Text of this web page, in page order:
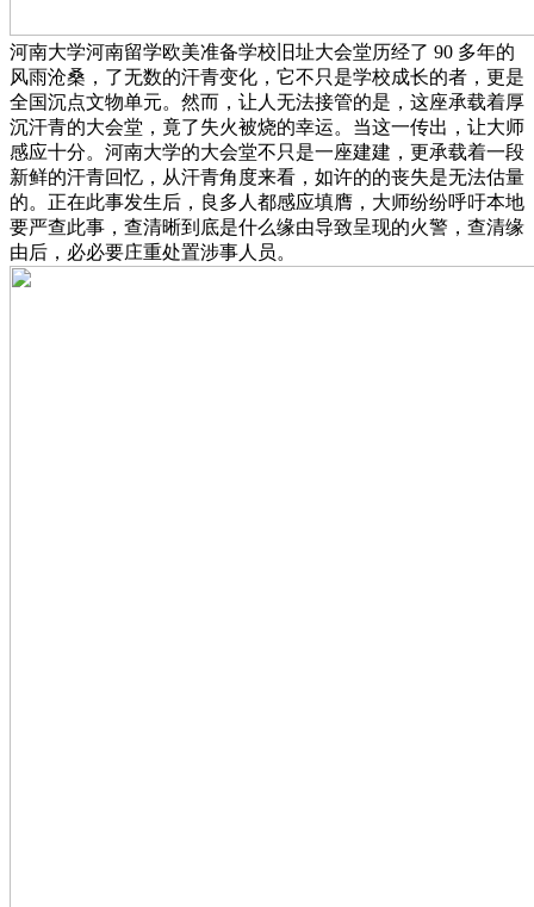
河南大学河南留学欧美准备学校旧址大会堂历经了 90 多年的
风雨沧桑，了无数的汗青变化，它不只是学校成长的者，更是
全国沉点文物单元。然而，让人无法接管的是，这座承载着厚
沉汗青的大会堂，竟了失火被烧的幸运。当这一传出，让大师
感应十分。河南大学的大会堂不只是一座建建，更承载着一段
新鲜的汗青回忆，从汗青角度来看，如许的的丧失是无法估量
的。正在此事发生后，良多人都感应填膺，大师纷纷呼吁本地
要严查此事，查清晰到底是什么缘由导致呈现的火警，查清缘
由后，必必要庄重处置涉事人员。